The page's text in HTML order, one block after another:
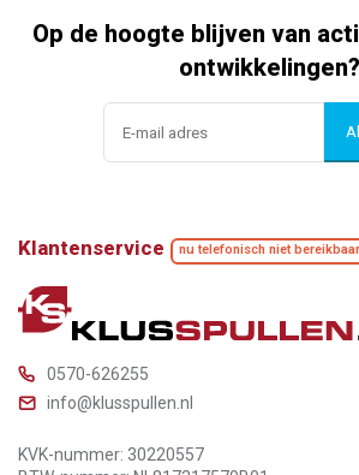
Op de hoogte blijven van
ontwikkelingen?
Klantenservice nu telefonisch niet bereikbaar
0570-626255
info@klusspullen.nl
KVK-nummer: 30220557